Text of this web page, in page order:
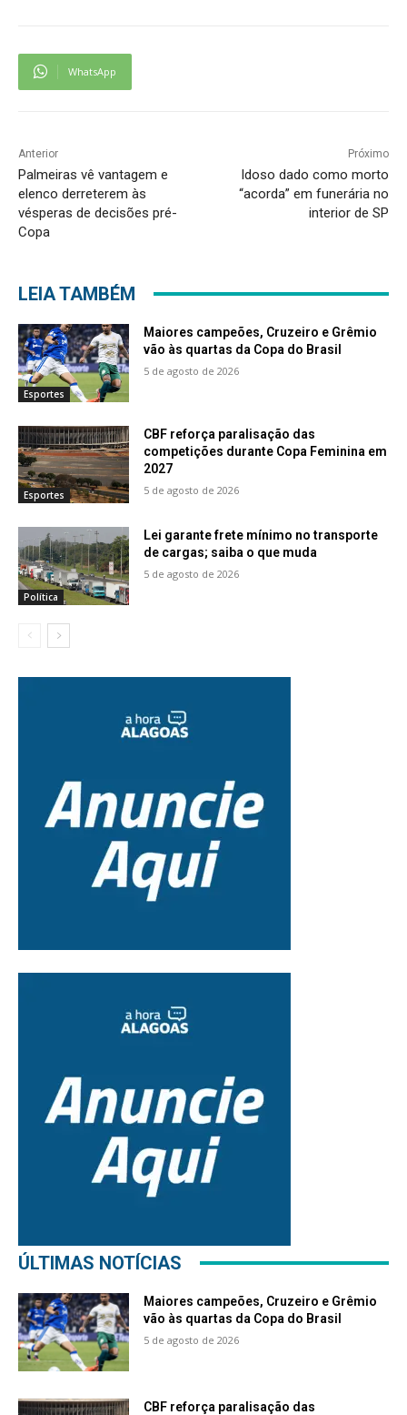
WhatsApp
Anterior
Palmeiras vê vantagem e
elenco derreterem às
vésperas de decisões pré-
Copa
Próximo
Idoso dado como morto
“acorda” em funerária no
interior de SP
LEIA TAMBÉM
Esportes
Maiores campeões, Cruzeiro e Grêmio
vão às quartas da Copa do Brasil
5 de agosto de 2026
Esportes
CBF reforça paralisação das
competições durante Copa Feminina em
2027
5 de agosto de 2026
Política
Lei garante frete mínimo no transporte
de cargas; saiba o que muda
5 de agosto de 2026
ÚLTIMAS NOTÍCIAS
Maiores campeões, Cruzeiro e Grêmio
vão às quartas da Copa do Brasil
5 de agosto de 2026
CBF reforça paralisação das